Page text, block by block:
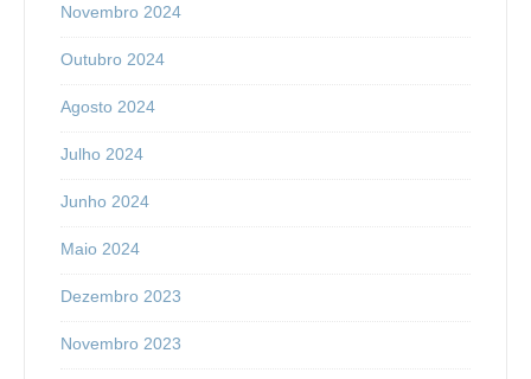
Novembro 2024
Outubro 2024
Agosto 2024
Julho 2024
Junho 2024
Maio 2024
Dezembro 2023
Novembro 2023